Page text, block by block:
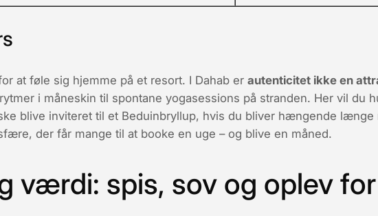
at føle sig hjemme på et resort. I Dahab er autenticitet ikke en
i måneskin til spontane yogasessions på stranden. Her vil du
blive inviteret til et Beduinbryllup, hvis du bliver hængende længe
der får mange til at booke en uge – og blive en måned.
værdi: spis, sov og oplev